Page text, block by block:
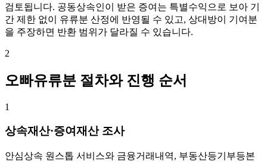
검토됩니다. 공동상속인이 받은 증여는 특별수익으로 보아 기
간 제한 없이 유류분 산정에 반영될 수 있고, 상대방이 기여분
을 주장하면 반환 범위가 달라질 수 있습니다.
2
오빠유류분 절차와 진행 순서
1
상속재산·증여재산 조사
안심상속 원스톱 서비스와 금융거래내역, 부동산등기부등본